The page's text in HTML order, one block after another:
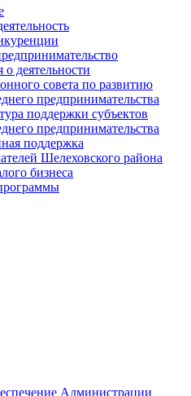
деятельности
совета по развитию
предпринимательства
поддержки субъектов
предпринимательства
поддержка
Шелеховского района
бизнеса
Администрации